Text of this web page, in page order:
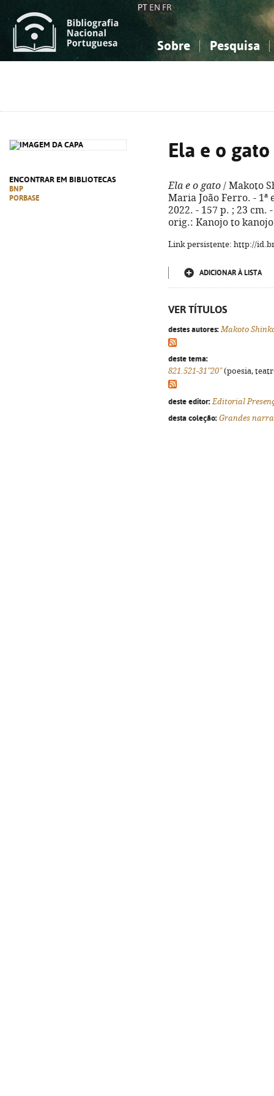
PT EN FR
Sobre Pesquisa
ENCONTRAR EM BIBLIOTECAS
BNP
PORBASE
Ela e o gato
Ela e o gato / Makoto
Maria João Ferro. - 1ª
2022. - 157 p. ; 23
orig.: Kanojo to kanojo
Link persistente: http://
ADICIONAR À LISTA
VER TÍTULOS
destes autores: Makoto
deste tema:
821.521-31"20"(poesia,
deste editor: Editorial
desta coleção: Grandes